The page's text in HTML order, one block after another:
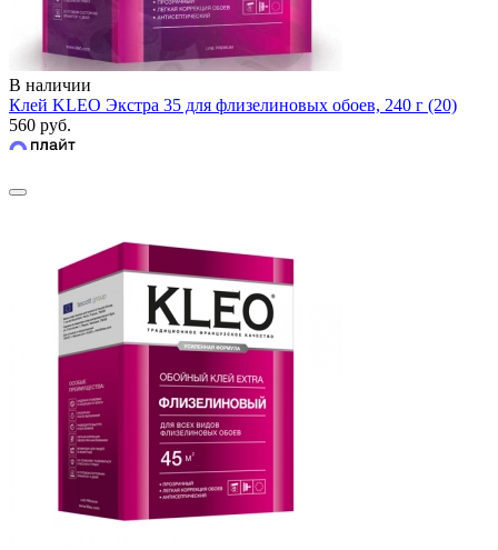
В наличии
Клей KLEO Экстра 35 для флизелиновых обоев, 240 г (20)
560 руб.